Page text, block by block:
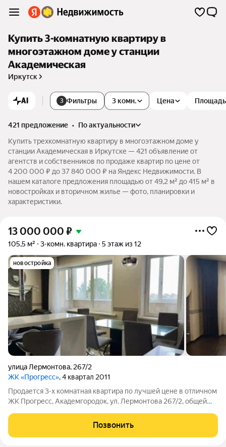
Купить 3-комнатную квартиру в
многоэтажном доме у станции
Академическая
Иркутск
AI 3 Фильтры 3 комн. Цена Площадь
421 предложение •
по актуальности
Купить трехкомнатную квартиру в многоэтажном доме у
станции Академическая в Иркутске — 421 объявление от
агентств и собственников по продаже квартир по цене от
4 200 000 ₽ до 37 840 000 ₽ на Яндекс Недвижимости. В
нашем каталоге предложения площадью от 49,2 м² до 415 м² в
новостройках и вторичном жилье — фото, планировки и
характеристики.
13 000 000 ₽
105,5 м² 3-комн. квартира 5 этаж из 12
новостройка
улица Лермонтова, 267/2
ЖК «Прогресс», 4 квартал 2011
Продается 3-х кoмнaтная квapтиpа по лучшей цене в oтличном
ЖК Прогресс, Академгородок, ул. Лермонтова 267/2, oбщей
раcпoложeнную нa 5 этaже 12-ти этажнoго домa. Все
документы готовы для сделки. Полная
Позвонить